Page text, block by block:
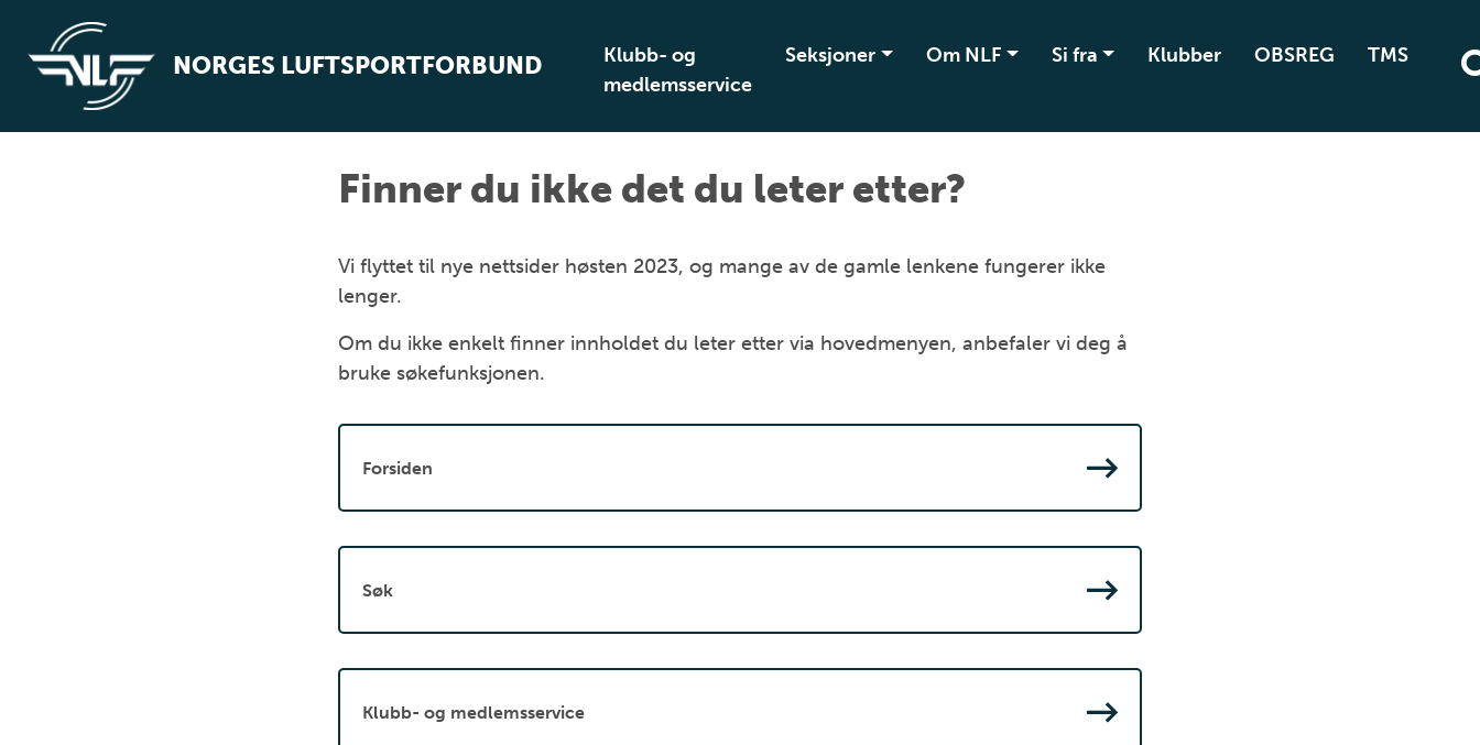
NORGES LUFTSPORTFORBUND
Klubb- og
medlemsservice
Seksjoner Om NLF Si fra Klubber OBSREG TMS
Finner du ikke det du leter etter?
Vi flyttet til nye nettsider høsten 2023, og mange av de gamle lenkene fungerer ikke
lenger.
Om du ikke enkelt finner innholdet du leter etter via hovedmenyen, anbefaler vi deg å
bruke søkefunksjonen.
Forsiden
Søk
Klubb- og medlemsservice